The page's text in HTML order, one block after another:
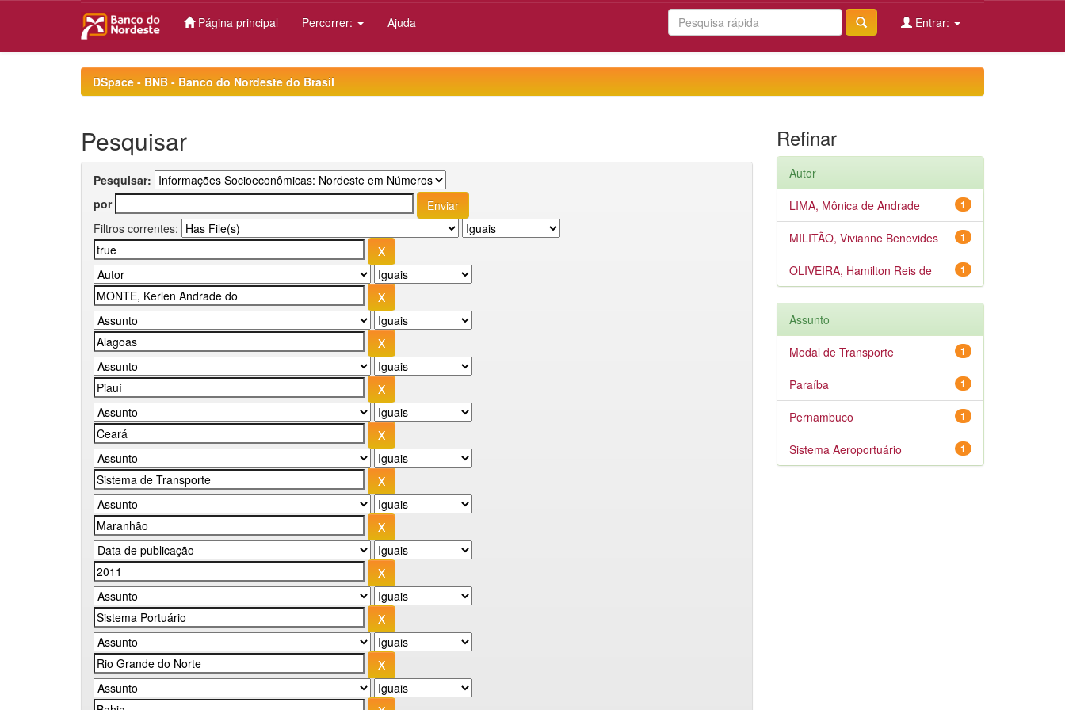
Página principal Percorrer: Ajuda Entrar:
DSpace - BNB - Banco do Nordeste do Brasil
Pesquisar
Pesquisar:
por
Filtros correntes:
Refinar
Autor
1
LIMA, Mônica de Andrade
1
MILITÃO, Vivianne Benevides
1
OLIVEIRA, Hamilton Reis de
Assunto
1
Modal de Transporte
1
Paraíba
1
Pernambuco
1
Sistema Aeroportuário